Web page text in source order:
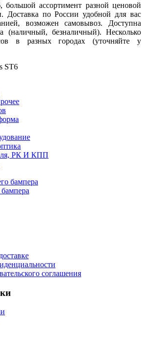
большой ассортимент разной ценовой
Доставка по России удобной для вас
возможен самовывоз. Доступна
(наличный, безналичный). Несколько
в разных городах (уточняйте у
ST6
РК И КПП
бампера
соглашения